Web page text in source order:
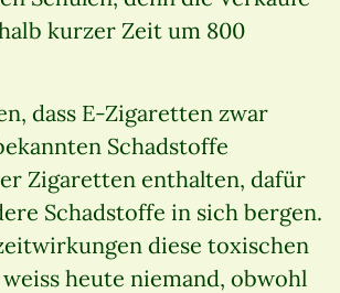
kurzer Zeit um 800
dass E-Zigaretten zwar
Schadstoffe
Zigaretten enthalten, dafür
Schadstoffe in sich bergen.
diese toxischen
heute niemand, obwohl